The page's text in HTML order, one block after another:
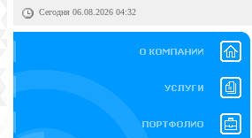
Сегодня 06.08.2026 04:32